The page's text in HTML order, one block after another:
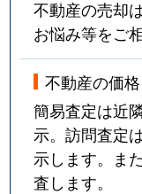
不動産の売却
お悩み等をご
不動産の価
簡易査定は近
示。訪問査定
示します。ま
査します。